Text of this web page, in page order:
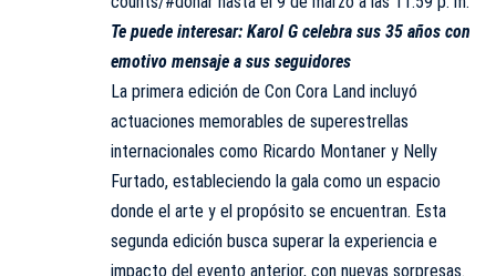
Te puede interesar: Karol G celebra sus 35 años con
emotivo mensaje a sus seguidores
La primera edición de Con Cora Land incluyó
actuaciones memorables de superestrellas
internacionales como Ricardo Montaner y Nelly
Furtado, estableciendo la gala como un espacio
donde el arte y el propósito se encuentran. Esta
segunda edición busca superar la experiencia e
impacto del evento anterior, con nuevas sorpresas.